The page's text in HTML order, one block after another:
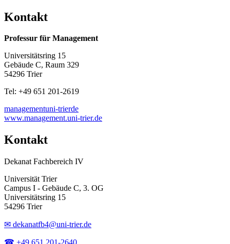
Kontakt
Professur für Management
Universitätsring 15
Gebäude C, Raum 329
54296 Trier
Tel: +49 651 201-2619
managementuni-trierde
www.management.uni-trier.de
Kontakt
Dekanat Fachbereich IV
Universität Trier
Campus I - Gebäude C, 3. OG
Universitätsring 15
54296 Trier
✉ dekanatfb4@uni-trier.de